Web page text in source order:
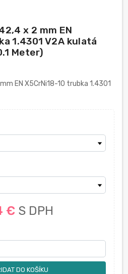
x 2 mm EN
1.4301 V2A kulatá
Meter)
EN X5CrNi18-10 trubka 1.4301
€ S DPH
DO KOŠÍKU